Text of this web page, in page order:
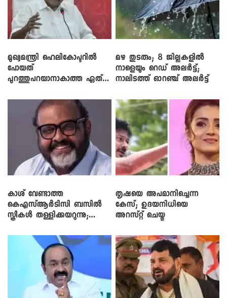
മുഖ്യമന്ത്രി ഹെലികോപ്ടറിൽ
പോയത്
പുറത്തുപറയാനാകാത്ത ഏത്
മഴ തുടരും; 8 ജില്ലകളിൽ
നാളെയും റെഡ് അലർട്ട്;
നാലിടത്ത് ഓറഞ്ച് അലർട്ട്
കാശ് വേണ്ടാത്ത
കെഎസ്ആർടിസി ബസിൽ
സ്ത്രീകൾ തള്ളിക്കയറുന്നു;
തൃഷയെ അപമാനിച്ചെന്ന
കേസ്; ഉദയനിധിയെ
അറസ്റ്റ് ചെയ്തു